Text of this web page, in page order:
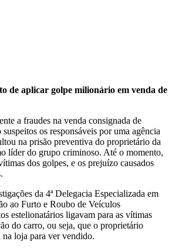
de aplicar golpe milionário em venda de
a fraudes na venda consignada de
os responsáveis por uma agência
na prisão preventiva do proprietário da
líder do grupo criminoso. Até o momento,
dos golpes, e os prejuízo causados
da 4ª Delegacia Especializada em
ao Furto e Roubo de Veículos
estelionatários ligavam para as vítimas
do carro, ou seja, que o proprietário
na loja para ver vendido.